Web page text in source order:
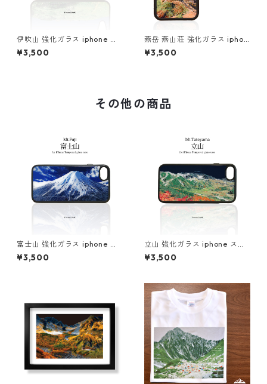
伊吹山 強化ガラス iphone ス
マホケース スマホカバーアウ
トドア 登山 山 ブルー
¥3,500
燕岳 燕山荘 強化ガラス iphon
e スマホケース スマホカバー
アウトドア 山小屋 登山 山 北
¥3,500
その他の商品
富士山 強化ガラス iphone ス
マホケース スマホカバーアウ
トドア 登山 山 ブルー ネイビ
¥3,500
立山 強化ガラス iphone スマ
ホケース スマホカバーアウト
ドア 登山 山 ネイビー 紺
¥3,500